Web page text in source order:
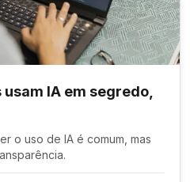
IA em segredo,
o uso de IA é comum, mas